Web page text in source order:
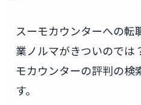
スーモカウンターへの転
業ノルマがきついのでは
モカウンターの評判の検
す。